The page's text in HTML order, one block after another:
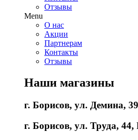
Отзывы
Menu
О нас
Акции
Партнерам
Контакты
Отзывы
Наши магазины
г. Борисов, ул. Демина,
г. Борисов, ул. Труда,